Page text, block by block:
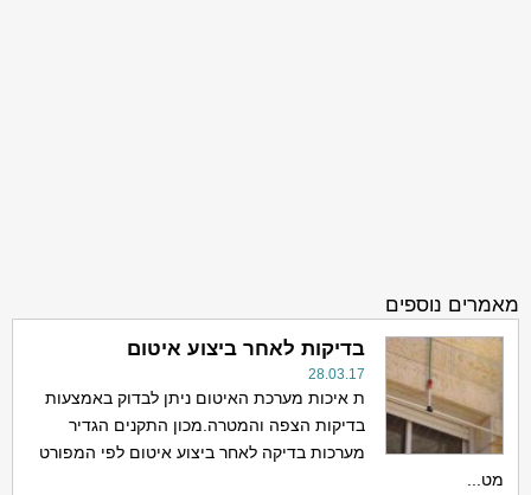
מאמרים נוספים
בדיקות לאחר ביצוע איטום
28.03.17
ת איכות מערכת האיטום ניתן לבדוק באמצעות
בדיקות הצפה והמטרה.מכון התקנים הגדיר
מערכות בדיקה לאחר ביצוע איטום לפי המפורט
מט...